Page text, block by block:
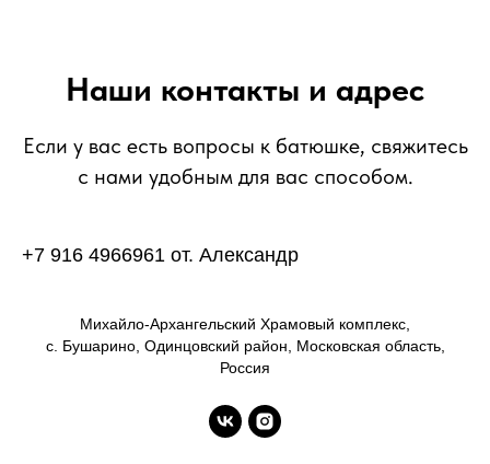
Наши контакты и адрес
Если у вас есть вопросы к батюшке, свяжитесь
с нами удобным для вас способом.
+7 916 4966961 от. Александр
Михайло-Архангельский Храмовый комплекс,
с. Бушарино, Одинцовский район, Московская область,
Россия